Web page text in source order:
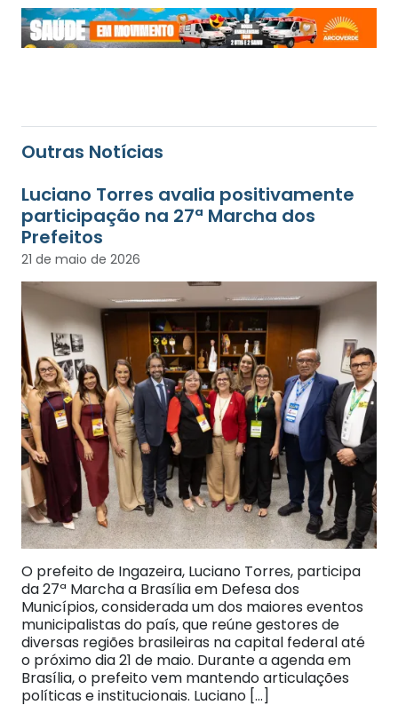
Outras Notícias
Luciano Torres avalia positivamente
participação na 27ª Marcha dos
Prefeitos
21 de maio de 2026
O prefeito de Ingazeira, Luciano Torres, participa
da 27ª Marcha a Brasília em Defesa dos
Municípios, considerada um dos maiores eventos
municipalistas do país, que reúne gestores de
diversas regiões brasileiras na capital federal até
o próximo dia 21 de maio. Durante a agenda em
Brasília, o prefeito vem mantendo articulações
políticas e institucionais. Luciano […]